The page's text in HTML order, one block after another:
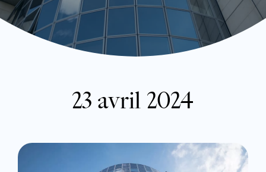
23 avril 2024